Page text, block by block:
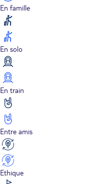
En famille
En solo
En train
Entre amis
Ethique